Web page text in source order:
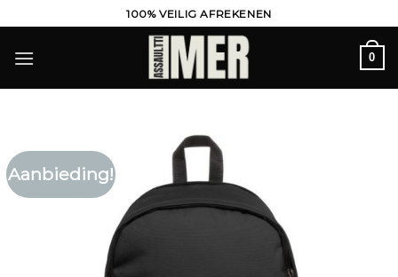
naar
inhoud
100% VEILIG AFREKENEN
0
Aanbieding!